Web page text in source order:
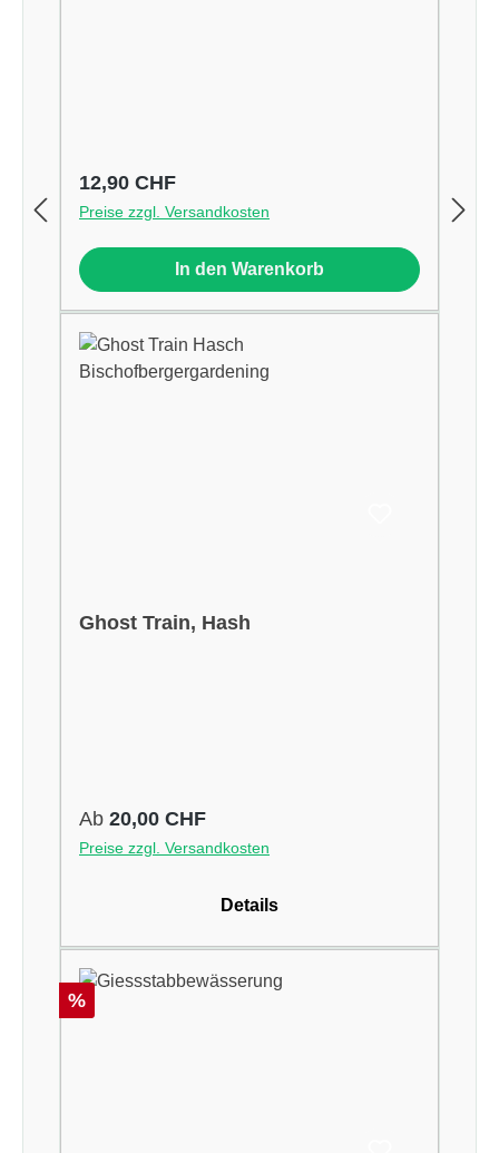
Regulärer Preis:
12,90 CHF
Preise zzgl. Versandkosten
In den Warenkorb
Ghost Train, Hash
Regulärer Preis:
Ab 20,00 CHF
Preise zzgl. Versandkosten
Details
Rabatt
%